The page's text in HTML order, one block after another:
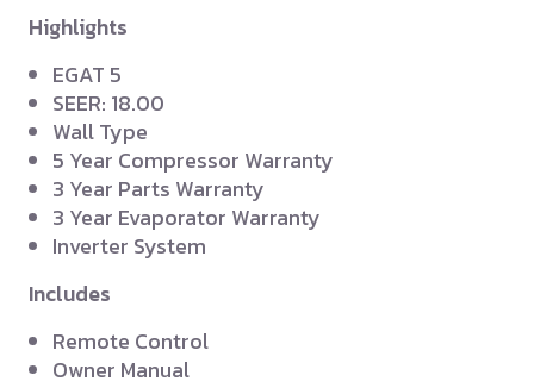
Highlights
EGAT 5
SEER: 18.00
Wall Type
5 Year Compressor Warranty
3 Year Parts Warranty
3 Year Evaporator Warranty
Inverter System
Includes
Remote Control
Owner Manual